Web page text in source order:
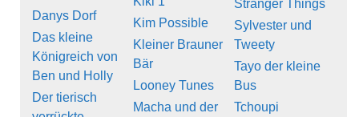
Danys Dorf
Das kleine
Königreich von
Ben und Holly
Der tierisch
Kim Possible
Kleiner Brauner
Bär
Looney Tunes
Macha und der
Stranger Things
Sylvester und
Tweety
Tayo der kleine
Bus
Tchoupi